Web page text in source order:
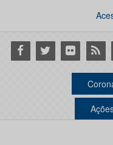
Facebook
Twitter Flickr RSS